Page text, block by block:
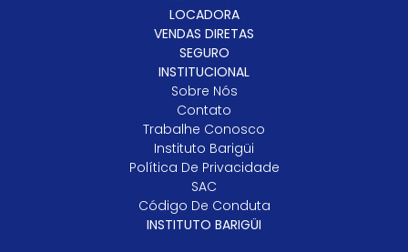
LOCADORA
VENDAS DIRETAS
SEGURO
INSTITUCIONAL
Sobre Nós
Contato
Trabalhe Conosco
Instituto Barigüi
Política De Privacidade
SAC
Código De Conduta
INSTITUTO BARIGÜI